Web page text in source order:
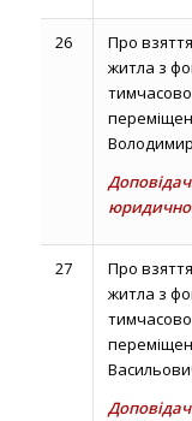
26
Про
житла з
27
Про
житла з